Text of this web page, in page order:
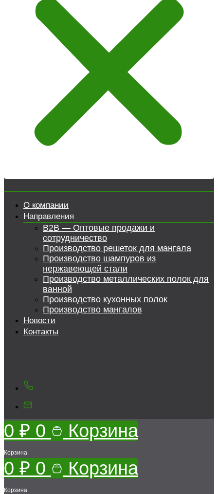
О компании
Направления
B2B — Оптовые продажи и
сотрудничество
Производство решеток для мангала
Производство шампуров из
нержавеющей стали
Производство металлических полок для
ванной
Производство кухонных полок
Производство мангалов
Новости
Контакты
0 ₽ 0 Корзина
Корзина
0 ₽ 0 Корзина
Корзина